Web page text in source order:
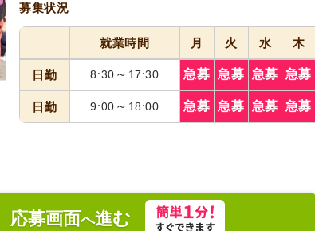
ダイニングルーム
利用者とスタッフが共に料理を楽しむ場で
囲気で和やかな時間が流れています。
募集状況
就業時間 月 火 水 木
日勤 8:30 ～ 17:30 急募 急募 急募 急募
日勤 9:00 ～ 18:00 急募 急募 急募 急募
応募画面へ進む